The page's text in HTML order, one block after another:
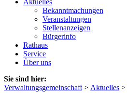
Aktuelles
Bekanntmachungen
Veranstaltungen
Stellenanzeigen
Bürgerinfo
Rathaus
Service
Über uns
Sie sind hier:
Verwaltungsgemeinschaft > Aktuelles >